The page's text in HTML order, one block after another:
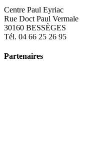
Centre Paul Eyriac
Rue Doct Paul Vermale
30160 BESSÈGES
Tél. 04 66 25 26 95
Partenaires